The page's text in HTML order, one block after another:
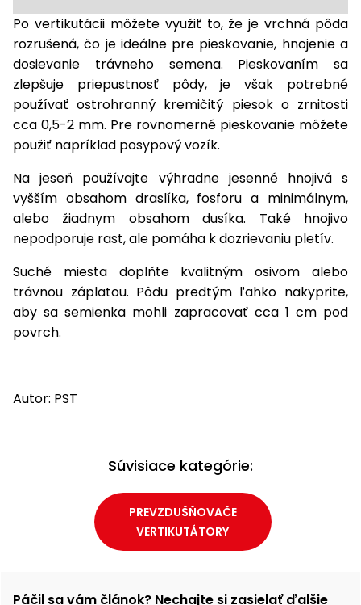
Po vertikutácii môžete využiť to, že je vrchná pôda
rozrušená, čo je ideálne pre pieskovanie, hnojenie a
dosievanie trávneho semena. Pieskovaním sa
zlepšuje priepustnosť pôdy, je však potrebné
používať ostrohranný kremičitý piesok o zrnitosti
cca 0,5-2 mm. Pre rovnomerné pieskovanie môžete
použiť napríklad posypový vozík.
Na jeseň používajte výhradne jesenné hnojivá s
vyšším obsahom draslíka, fosforu a minimálnym,
alebo žiadnym obsahom dusíka. Také hnojivo
nepodporuje rast, ale pomáha k dozrievaniu pletív.
Suché miesta doplňte kvalitným osivom alebo
trávnou záplatou. Pôdu predtým ľahko nakyprite,
aby sa semienka mohli zapracovať cca 1 cm pod
povrch.
Autor: PST
Súvisiace kategórie:
PREVZDUŠŇOVAČE
VERTIKUTÁTORY
Páčil sa vám článok? Nechajte si zasielať ďalšie